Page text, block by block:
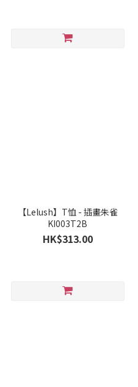
【Lelush】T恤 - 插畫朱雀
KI003T2B
HK$313.00